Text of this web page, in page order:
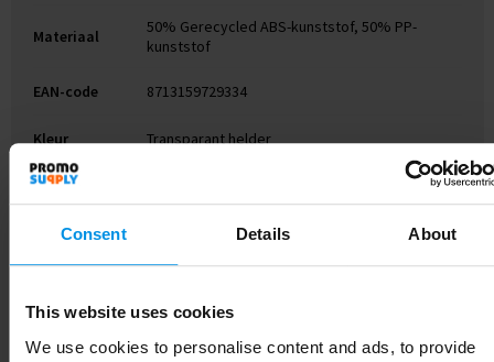
Consent Details About
This website uses cookies
We use cookies to personalise content and ads, to provide
Materiaal
50% Gerecycled ABS-kunststof, 50% PP-
kunststof
EAN-code 8713159729334
Kleur Transparant helder
Hoogte
Breedte